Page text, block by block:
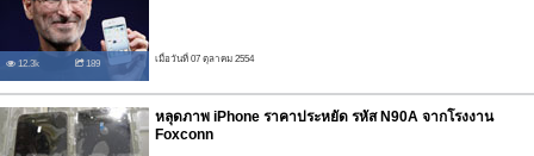
12.3k 189 เมื่อวันที่ 07 ตุลาคม 2554
หลุดภาพ iPhone ราคาประหยัด รหัส N90A จากโรงงาน
Foxconn